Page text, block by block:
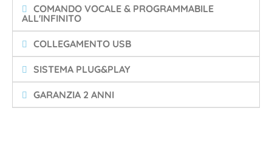
COMANDO VOCALE & PROGRAMMABILE
ALL'INFINITO
COLLEGAMENTO USB
SISTEMA PLUG&PLAY
GARANZIA 2 ANNI